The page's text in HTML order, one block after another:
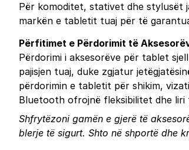
Për komoditet, stativet dhe stylusët
markën e tabletit tuaj për të
Përfitimet e Përdorimit të
Përdorimi i aksesorëve për tablet
pajisjen tuaj, duke zgjatur
përdorimin e tabletit për shikim,
Bluetooth ofrojnë fleksibilitet dhe liri
Shfrytëzoni gamën e gjerë të
blerje të sigurt. Shto në shportë dhe